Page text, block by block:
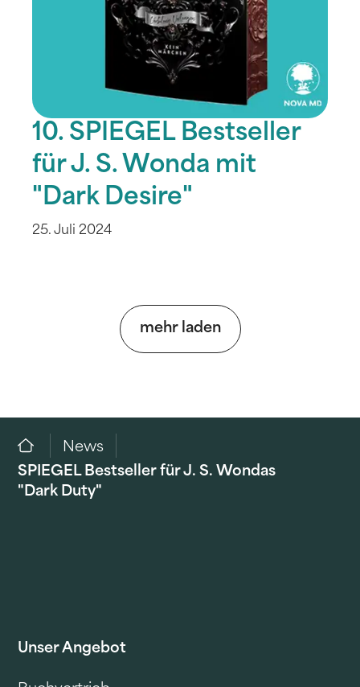
10. SPIEGEL Bestseller
für J. S. Wonda mit
"Dark Desire"
25. Juli 2024
mehr laden
News
SPIEGEL Bestseller für J. S. Wondas
"Dark Duty"
Unser Angebot